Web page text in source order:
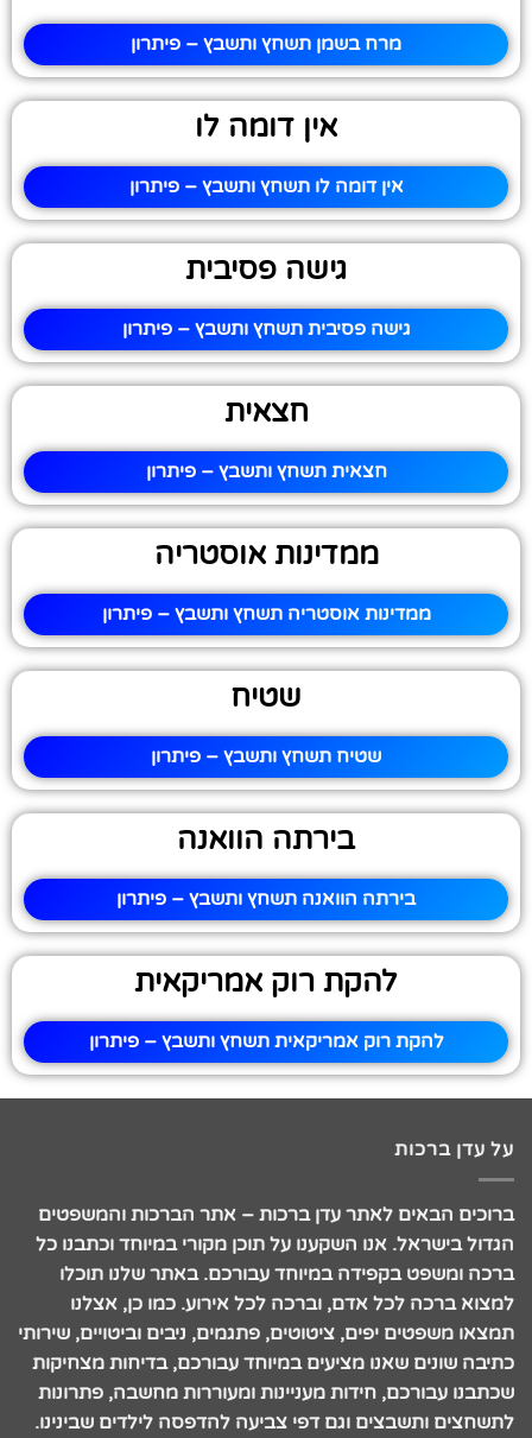
מרח בשמן תשחץ ותשבץ – פיתרון
אין דומה לו
אין דומה לו תשחץ ותשבץ – פיתרון
גישה פסיבית
גישה פסיבית תשחץ ותשבץ – פיתרון
חצאית
חצאית תשחץ ותשבץ – פיתרון
ממדינות אוסטריה
ממדינות אוסטריה תשחץ ותשבץ – פיתרון
שטיח
שטיח תשחץ ותשבץ – פיתרון
בירתה הוואנה
בירתה הוואנה תשחץ ותשבץ – פיתרון
להקת רוק אמריקאית
להקת רוק אמריקאית תשחץ ותשבץ – פיתרון
על עדן ברכות
ברוכים הבאים לאתר עדן ברכות – אתר הברכות והמשפטים
הגדול בישראל. אנו השקענו על תוכן מקורי במיוחד וכתבנו כל
ברכה ומשפט בקפידה במיוחד עבורכם. באתר שלנו תוכלו
למצוא ברכה לכל אדם, וברכה לכל אירוע. כמו כן, אצלנו
תמצאו משפטים יפים, ציטוטים, פתגמים, ניבים וביטויים, שירותי
כתיבה שונים שאנו מציעים במיוחד עבורכם, בדיחות מצחיקות
שכתבנו עבורכם, חידות מעניינות ומעוררות מחשבה, פתרונות
לתשחצים ותשבצים וגם דפי צביעה להדפסה לילדים שבינינו.